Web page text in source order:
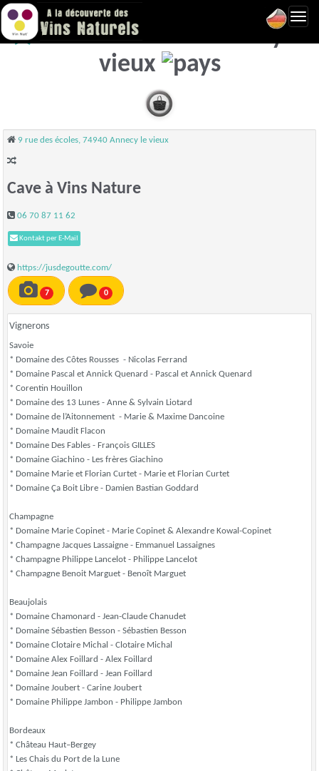
Jus De Goutte - Annecy le
vieux
9 rue des écoles, 74940 Annecy le vieux
Cave à Vins Nature
06 70 87 11 62
Kontakt per E-Mail
https://jusdegoutte.com/
7 0
Vignerons
Savoie
* Domaine des Côtes Rousses - Nicolas Ferrand
* Domaine Pascal et Annick Quenard - Pascal et Annick Quenard
* Corentin Houillon
* Domaine des 13 Lunes - Anne & Sylvain Liotard
* Domaine de l’Aitonnement - Marie & Maxime Dancoine
* Domaine Maudit Flacon
* Domaine Des Fables - François GILLES
* Domaine Giachino - Les frères Giachino
* Domaine Marie et Florian Curtet - Marie et Florian Curtet
* Domaine Ça Boit Libre - Damien Bastian Goddard
Champagne
* Domaine Marie Copinet - Marie Copinet & Alexandre Kowal-Copinet
* Champagne Jacques Lassaigne - Emmanuel Lassaignes
* Champagne Philippe Lancelot - Philippe Lancelot
* Champagne Benoit Marguet - Benoît Marguet
Beaujolais
* Domaine Chamonard - Jean-Claude Chanudet
* Domaine Sébastien Besson - Sébastien Besson
* Domaine Clotaire Michal - Clotaire Michal
* Domaine Alex Foillard - Alex Foillard
* Domaine Jean Foillard - Jean Foillard
* Domaine Joubert - Carine Joubert
* Domaine Philippe Jambon - Philippe Jambon
Bordeaux
* Château Haut–Bergey
* Les Chais du Port de la Lune